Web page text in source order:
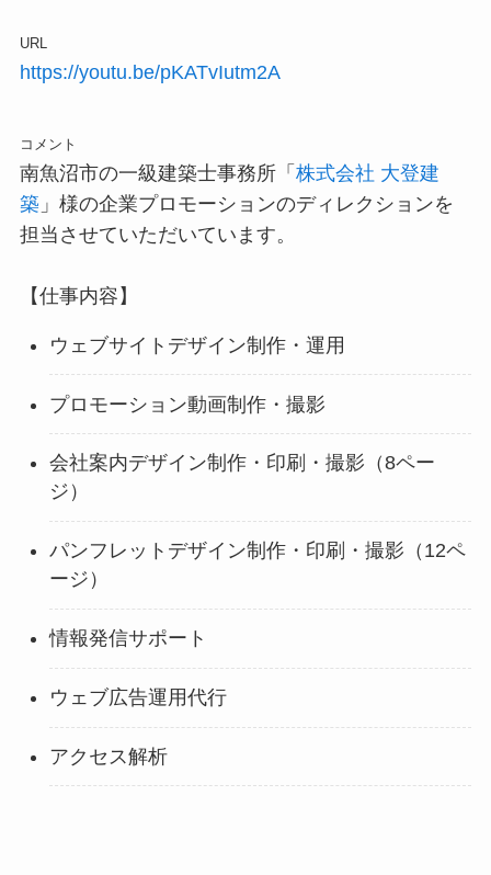
URL
https://youtu.be/pKATvIutm2A
コメント
南魚沼市の一級建築士事務所「 株式会社 大登建
築 」様の企業プロモーションのディレクションを
担当させていただいています。
【仕事内容】
ウェブサイトデザイン制作・運用
プロモーション動画制作・撮影
会社案内デザイン制作・印刷・撮影（8ペー
ジ）
パンフレットデザイン制作・印刷・撮影（12ペ
ージ）
情報発信サポート
ウェブ広告運用代行
アクセス解析